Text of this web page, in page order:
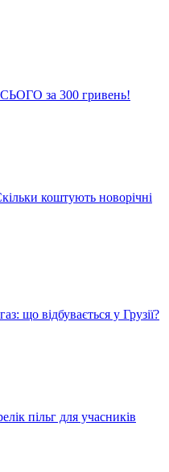
за 300 гривень!
коштують новорічні
що відбувається у Грузії?
пільг для учасників